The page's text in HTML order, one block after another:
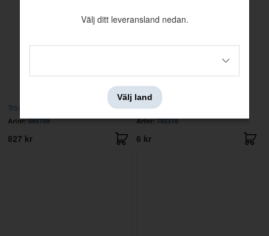
Tröskelplåt 1800
Artnr:664709
827 kr
Skruv l=9,5 mm
Artnr:192318
6 kr
Välj ditt leveransland nedan.
Välj land